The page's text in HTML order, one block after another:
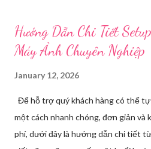
cá nhân tại phần bình luận, để đặt
sau, chị nhận được cuộc gọi từ một
mới nhất Để "xác nhận phần quà",
cấp mã OTP vừa được gửi về điện
mừng vì trúng thưởng và bị đối
Hướng Dẫn Chi Tiết
Máy Ảnh Chuyên Nghiệp
January 12, 2026
Để hỗ trợ quý khách hàng có thể
một cách nhanh chóng, đơn giản và
phí, dưới đây là hướng dẫn chi tiết